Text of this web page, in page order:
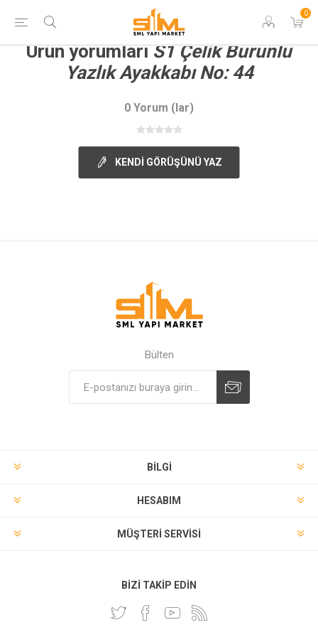
0
Ürün yorumları S1 Çelik Burunlu
Yazlık Ayakkabı No: 44
0 Yorum (lar)
KENDI GÖRÜŞÜNÜ YAZ
Bülten
BILGI
HESABIM
MÜŞTERI SERVISI
BIZI TAKIP EDIN